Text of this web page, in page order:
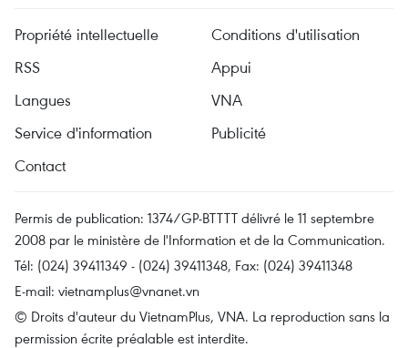
Propriété intellectuelle
Conditions d'utilisation
RSS
Appui
Langues
VNA
Service d'information
Publicité
Contact
Permis de publication: 1374/GP-BTTTT délivré le 11 septembre
2008 par le ministère de l'Information et de la Communication.
Tél: (024) 39411349 - (024) 39411348, Fax: (024) 39411348
E-mail: vietnamplus@vnanet.vn
© Droits d'auteur du VietnamPlus, VNA. La reproduction sans la
permission écrite préalable est interdite.